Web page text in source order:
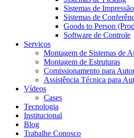
Sistemas de
Sistemas de
Goods to Person
Software de Controle
Serviços
Montagem de Sistemas de
Montagem de Estruturas
Comissionamento para
Assistência Técnica para
Vídeos
Cases
Tecnologia
Institucional
Blog
Trabalhe Conosco